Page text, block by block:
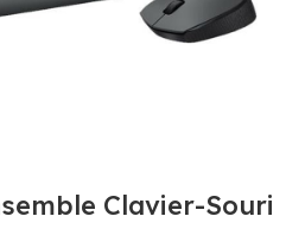
Clavier-Souri